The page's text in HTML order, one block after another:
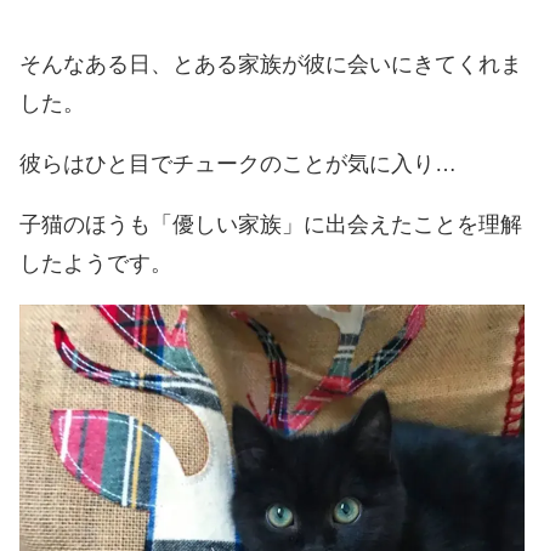
そんなある日、とある家族が彼に会いにきてくれま
した。
彼らはひと目でチュークのことが気に入り…
子猫のほうも「優しい家族」に出会えたことを理解
したようです。